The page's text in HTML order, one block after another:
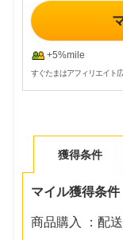
+5%mile
すぐたまはアフィリエイト
獲得条件
マイル獲得条件
商品購入 ：配